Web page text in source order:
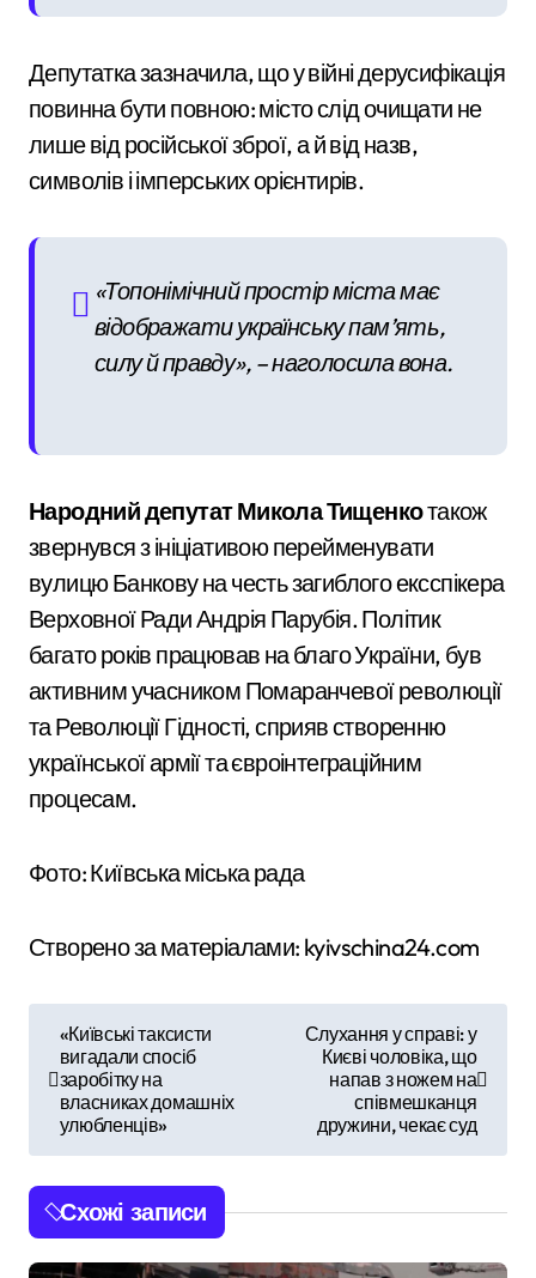
Депутатка зазначила, що у війні дерусифікація
повинна бути повною: місто слід очищати не
лише від російської зброї, а й від назв,
символів і імперських орієнтирів.
«Топонімічний простір міста має
відображати українську пам’ять,
силу й правду», – наголосила вона.
Народний депутат Микола Тищенкотакож
звернувся з ініціативою перейменувати
вулицю Банкову на честь загиблого ексспікера
Верховної Ради Андрія Парубія. Політик
багато років працював на благо України, був
активним учасником Помаранчевої революції
та Революції Гідності, сприяв створенню
української армії та євроінтеграційним
процесам.
Фото: Київська міська рада
Створено за матеріалами: kyivschina24.com
і
г
«Київські таксисти
вигадали спосіб
заробітку на
власниках домашніх
улюбленців»
Слухання у справі: у
Києві чоловіка, що
напав з ножем на
співмешканця
дружини, чекає суд
Схожі записи